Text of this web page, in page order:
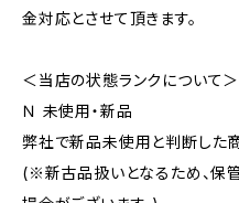
金対応とさせて頂きます。
＜当店の状態ランクについて＞
Ｎ 未使用・新品
弊社で新品未使用と判断した商
(※新古品扱いとなるため、保